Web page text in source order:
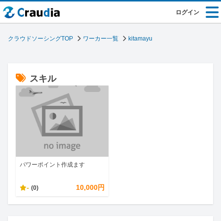
ログイン
クラウドソーシングTOP ワーカー一覧 kitamayu
スキル
パワーポイント作成ます
- (0) 10,000円